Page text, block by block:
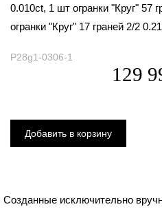
0.010ct, 1 шт огранки "Круг" 57
огранки "Круг" 17 граней 2/2
P28g1-0306-1
Созданные исключительно